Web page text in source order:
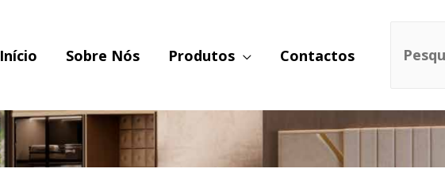
Início Sobre Nós Produtos Contactos